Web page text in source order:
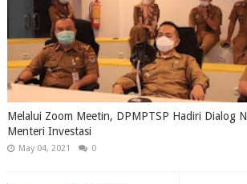
Melalui Zoom Meetin, DPMPTSP Hadiri Dialog
Menteri Investasi
May 04, 2021 0